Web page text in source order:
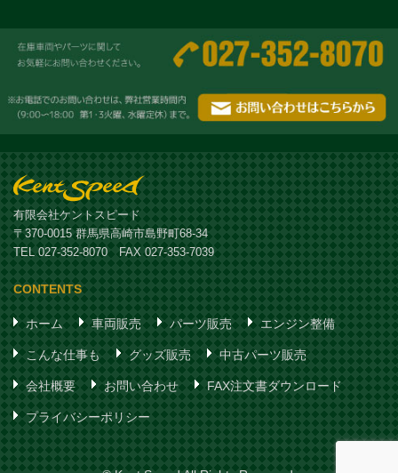
有限会社ケントスピード
〒370-0015 群馬県高崎市島野町68-34
TEL 027-352-8070 FAX 027-353-7039
CONTENTS
ホーム 車両販売 パーツ販売 エンジン整備
こんな仕事も グッズ販売 中古パーツ販売
会社概要 お問い合わせ FAX注文書ダウンロード
プライバシーポリシー